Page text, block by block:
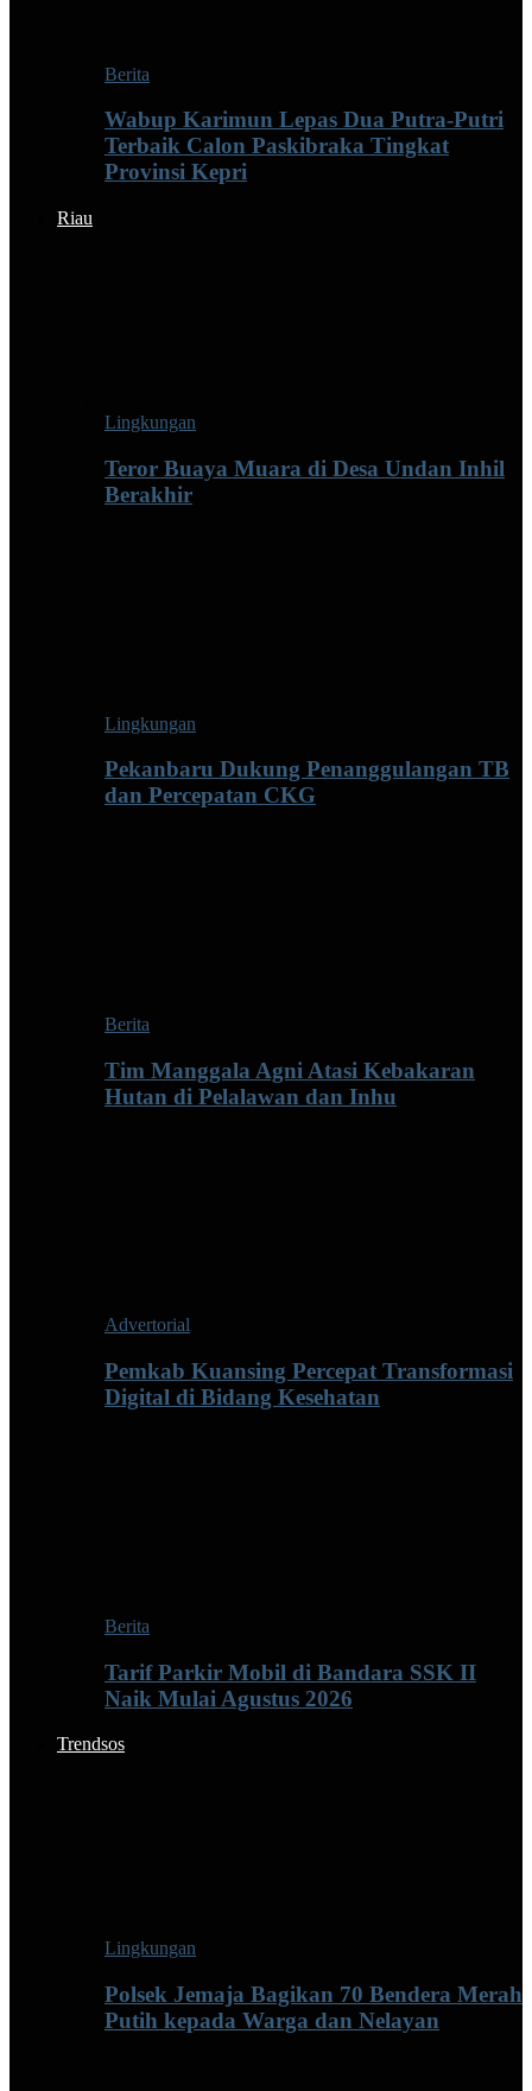
Berita
Wabup Karimun Lepas Dua Putra-Putri
Terbaik Calon Paskibraka Tingkat
Provinsi Kepri
Riau
Lingkungan
Teror Buaya Muara di Desa Undan Inhil
Berakhir
Lingkungan
Pekanbaru Dukung Penanggulangan TB
dan Percepatan CKG
Berita
Tim Manggala Agni Atasi Kebakaran
Hutan di Pelalawan dan Inhu
Advertorial
Pemkab Kuansing Percepat Transformasi
Digital di Bidang Kesehatan
Berita
Tarif Parkir Mobil di Bandara SSK II
Naik Mulai Agustus 2026
Trendsos
Lingkungan
Polsek Jemaja Bagikan 70 Bendera Merah
Putih kepada Warga dan Nelayan